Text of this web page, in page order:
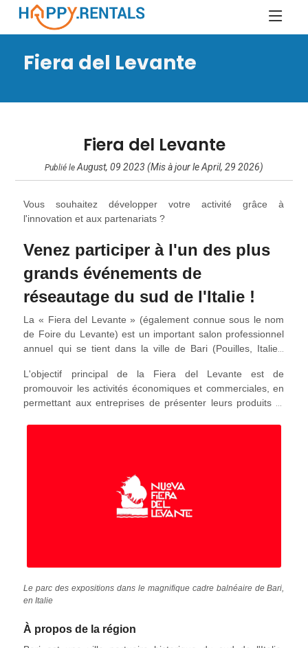
Fiera del Levante
Fiera del Levante
Publié leAugust, 09 2023 (Mis à jour le April, 29 2026)
Vous souhaitez développer votre activité grâce à
l'innovation et aux partenariats ?
Venez participer à l'un des plus
grands événements de
réseautage du sud de l'Italie !
La « Fiera del Levante » (également connue sous le nom
de Foire du Levante) est un important salon professionnel
annuel qui se tient dans la ville de Bari (Pouilles, Italie).
constitue l'un des événements les plus importants de la
région, attirant des visiteurs de différentes régions d'Italie et
de l'étranger.
L'objectif principal de la Fiera del Levante est de
promouvoir les activités économiques et commerciales, en
permettant aux entreprises de présenter leurs produits et
sur plusieurs jours et se caractérise par une grande
diversité d'expositions, de salons professionnels, de
conférences et d'événements culturels. Elle comprend
également des programmes de divertissement, des
Le parc des expositions dans le magnifique cadre balnéaire de Bari,
en Italie
À propos de la région